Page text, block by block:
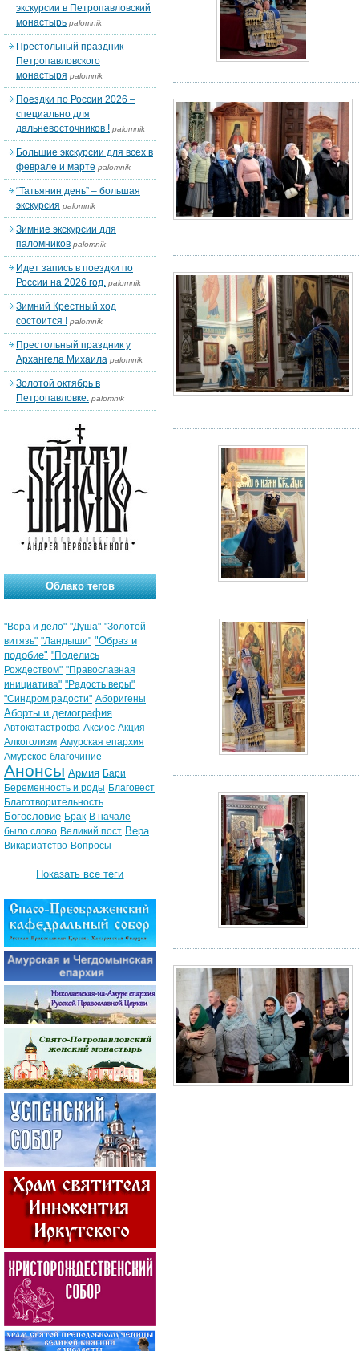
экскурсии в Петропавловский
монастырь palomnik
Престольный праздник
Петропавловского
монастыря palomnik
Поездки по России 2026 –
специально для
дальневосточников ! palomnik
Большие экскурсии для всех в
феврале и марте palomnik
“Татьянин день” – большая
экскурсия palomnik
Зимние экскурсии для
паломников palomnik
Идет запись в поездки по
России на 2026 год. palomnik
Зимний Крестный ход
состоится ! palomnik
Престольный праздник у
Архангела Михаила palomnik
Золотой октябрь в
Петропавловке. palomnik
Облако тегов
"Вера и дело" "Душа" "Золотой
витязь" "Ландыши" "Образ и
подобие" "Поделись
Рождеством" "Православная
инициатива" "Радость веры"
"Синдром радости" Аборигены
Аборты и демография
Автокатастрофа Аксиос Акция
Алкоголизм Амурская епархия
Амурское благочиние
Анонсы Армия Бари
Беременность и роды Благовест
Благотворительность
Богословие Брак В начале
было слово Великий пост Вера
Викариатство Вопросы
Показать все теги